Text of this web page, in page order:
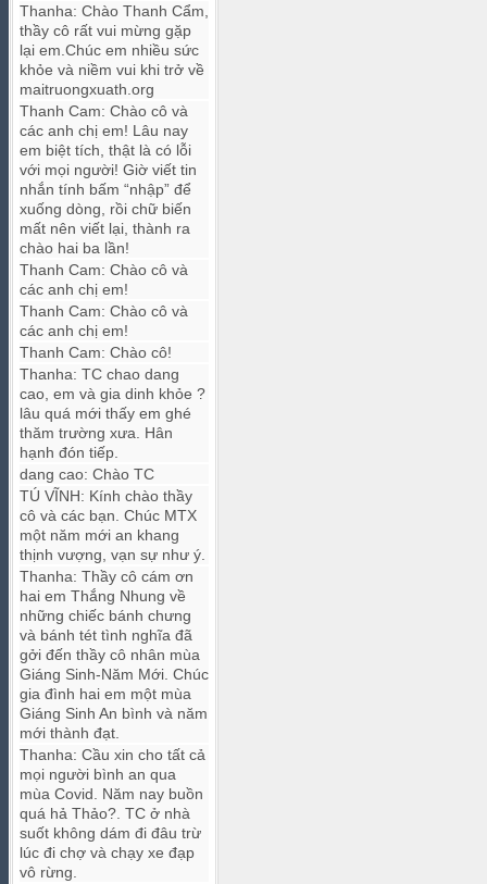
Thanha: Chào Thanh Cẩm,
thầy cô rất vui mừng gặp
lại em.Chúc em nhiều sức
khỏe và niềm vui khi trở về
maitruongxuath.org
Thanh Cam: Chào cô và
các anh chị em! Lâu nay
em biệt tích, thật là có lỗi
với mọi người! Giờ viết tin
nhắn tính bấm “nhập” để
xuống dòng, rồi chữ biến
mất nên viết lại, thành ra
chào hai ba lần!
Thanh Cam: Chào cô và
các anh chị em!
Thanh Cam: Chào cô và
các anh chị em!
Thanh Cam: Chào cô!
Thanha: TC chao dang
cao, em và gia dinh khỏe ?
lâu quá mới thấy em ghé
thăm trường xưa. Hân
hạnh đón tiếp.
dang cao: Chào TC
TÚ VĨNH: Kính chào thầy
cô và các bạn. Chúc MTX
một năm mới an khang
thịnh vượng, vạn sự như ý.
Thanha: Thầy cô cám ơn
hai em Thắng Nhung về
những chiếc bánh chưng
và bánh tét tình nghĩa đã
gởi đến thầy cô nhân mùa
Giáng Sinh-Năm Mới. Chúc
gia đình hai em một mùa
Giáng Sinh An bình và năm
mới thành đạt.
Thanha: Cầu xin cho tất cả
mọi người bình an qua
mùa Covid. Năm nay buồn
quá hả Thảo?. TC ở nhà
suốt không dám đi đâu trừ
lúc đi chợ và chạy xe đạp
vô rừng.